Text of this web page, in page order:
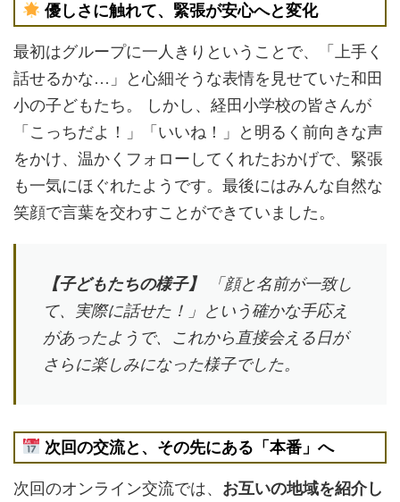
優しさに触れて、緊張が安心へと変化
最初はグループに一人きりということで、「上手く
話せるかな…」と心細そうな表情を見せていた和田
小の子どもたち。 しかし、経田小学校の皆さんが
「こっちだよ！」「いいね！」と明るく前向きな声
をかけ、温かくフォローしてくれたおかげで、緊張
も一気にほぐれたようです。最後にはみんな自然な
笑顔で言葉を交わすことができていました。
【子どもたちの様子】
「顔と名前が一致し
て、実際に話せた！」という確かな手応え
があったようで、これから直接会える日が
さらに楽しみになった様子でした。
次回の交流と、その先にある「本番」へ
次回のオンライン交流では、 お互いの地域を紹介し